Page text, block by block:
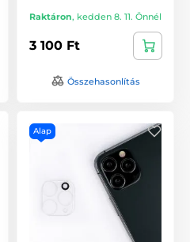
Raktáron, kedden 8. 11. Önnél
3 100 Ft
Összehasonlítás
Alap